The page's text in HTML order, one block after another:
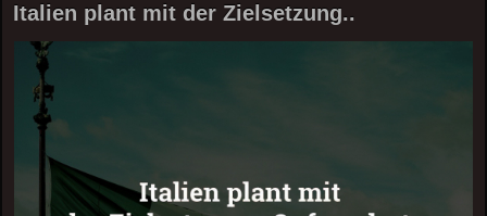
Italien plant mit der Zielsetzung..